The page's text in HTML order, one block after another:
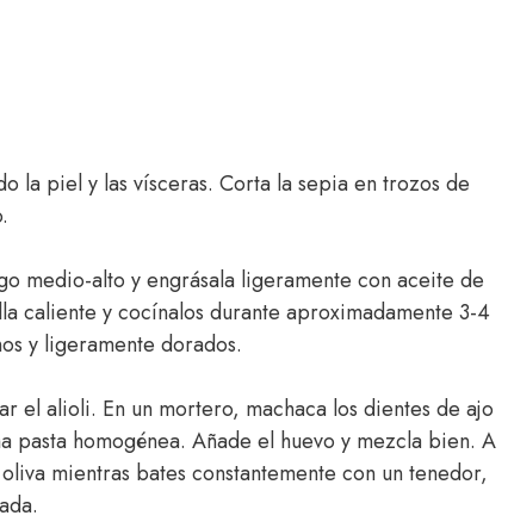
la piel y las vísceras. Corta la sepia en trozos de
medio-alto y engrásala ligeramente con aceite de
caliente y cocínalos durante aproximadamente 3-4
y ligeramente dorados.
el alioli. En un mortero, machaca los dientes de ajo
pasta homogénea. Añade el huevo y mezcla bien. A
mientras bates constantemente con un tenedor,